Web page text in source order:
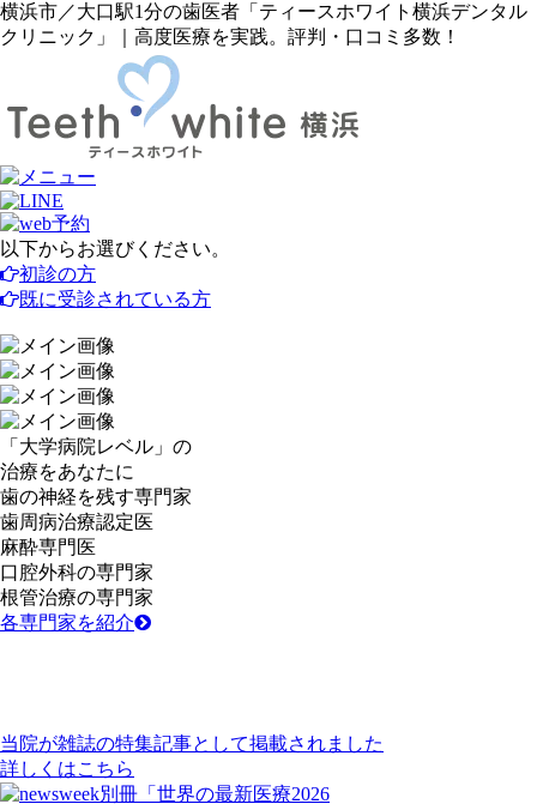
横浜市／大口駅1分の歯医者「ティースホワイト横浜デンタル
クリニック」｜高度医療を実践。評判・口コミ多数！
以下からお選びください。
初診の方
既に受診されている方
「 大学病院レベル 」の
治療をあなたに
歯の神経を残す専門家
歯周病治療認定医
麻酔専門医
口腔外科の専門家
根管治療の専門家
各専門家を紹介
当院が雑誌の特集記事として掲載されました
詳しくはこちら